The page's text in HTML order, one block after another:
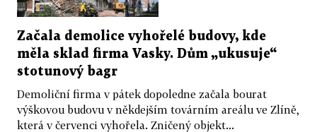
Začala demolice vyhořelé budovy, kde
měla sklad firma Vasky. Dům „ukusuje“
stotunový bagr
Demoliční firma v pátek dopoledne začala bourat
výškovou budovu v někdejším továrním areálu ve Zlíně,
která v červenci vyhořela. Zničený objekt...